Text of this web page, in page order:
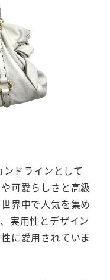
ドラインとして
可愛らしさと高級
界中で人気を集め
実用性とデザイン
に愛用されていま